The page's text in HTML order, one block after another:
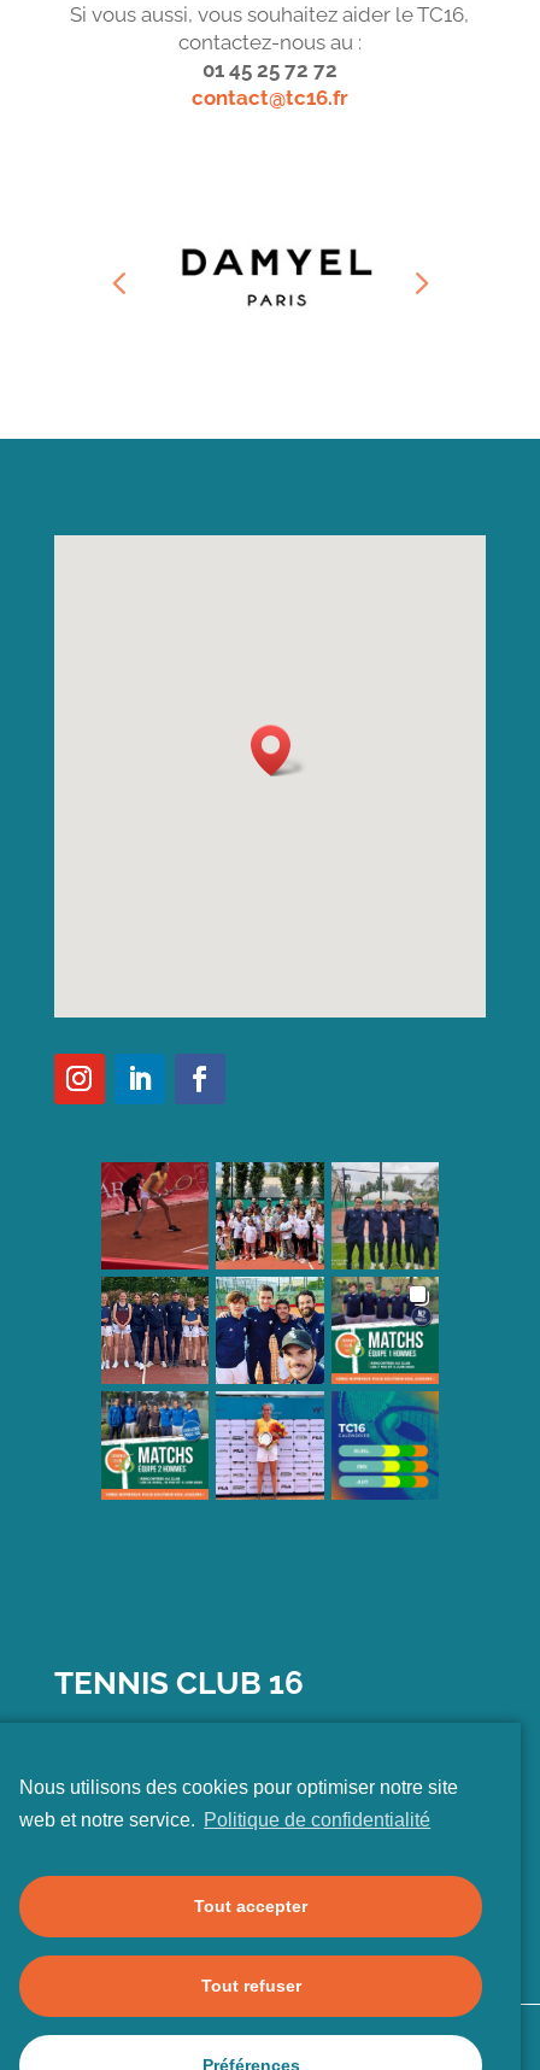
Si vous aussi, vous souhaitez aider le TC16,
contactez-nous au :
01 45 25 72 72
contact@tc16.fr
TENNIS CLUB 16
75016 PARIS
Plan du site
Nous utilisons des cookies pour optimiser notre site
web et notre service. Politique de confidentialité
Tout accepter
Tout refuser
Préférences